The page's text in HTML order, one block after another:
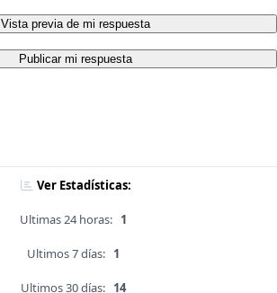
Vista previa de mi respuesta
Publicar mi respuesta
Ver Estadísticas:
Ultimas 24 horas: 1
Ultimos 7 días: 1
Ultimos 30 días: 14